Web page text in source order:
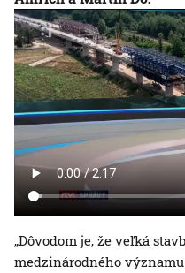
„Dôvodom je, že veľká
medzinárodného